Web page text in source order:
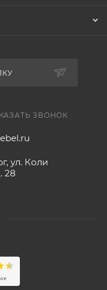
ЗВОНОК
ул. Коли
28